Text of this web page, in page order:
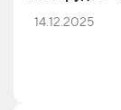
14.12.2025